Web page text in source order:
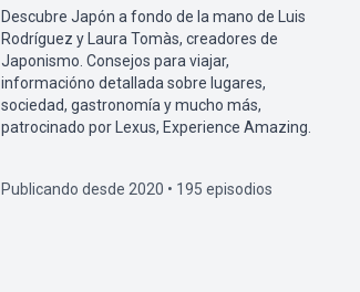
Descubre Japón a fondo de la mano de Luis
Rodríguez y Laura Tomàs, creadores de
Japonismo. Consejos para viajar,
informacióno detallada sobre lugares,
sociedad, gastronomía y mucho más,
patrocinado por Lexus, Experience Amazing.
Publicando desde 2020 • 195 episodios